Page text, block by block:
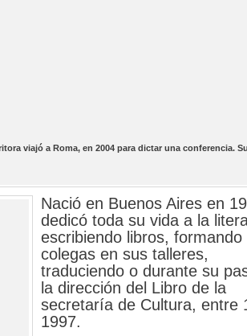
viajó a Roma, en 2004 para dictar una conferencia.
Nació en Buenos Aires en
dedicó toda su vida a la
escribiendo libros, formando
colegas en sus talleres,
traduciendo o durante su
la dirección del Libro de la
secretaría de Cultura, entre
1997.